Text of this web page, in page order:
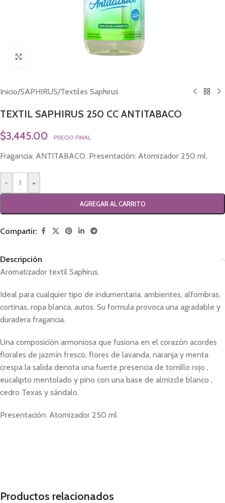
Inicio/SAPHIRUS/Textiles Saphirus
TEXTIL SAPHIRUS 250 CC ANTITABACO
$3,445.00 PRECIO FINAL
Fragancia: ANTITABACO. Presentación: Atomizador 250 ml.
- +
AGREGAR AL CARRITO
Compartir:
Descripción
Aromatizador textil Saphirus.
Ideal para cualquier tipo de indumentaria, ambientes, alfombras,
cortinas, ropa blanca, autos. Su formula provoca una agradable y
duradera fragancia.
Una composición armoniosa que fusiona en el corazón acordes
florales de jazmín fresco, flores de lavanda, naranja y menta
crespa la salida denota una fuerte presencia de tomillo rojo ,
eucalipto mentolado y pino con una base de almizcle blanco ,
cedro Texas y sándalo.
Presentación: Atomizador 250 ml.
Productos relacionados